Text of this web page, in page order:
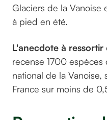
Glaciers de la Vanoise
à pied en été.
L'anecdote à
recense 1700
national de la
France sur moins de